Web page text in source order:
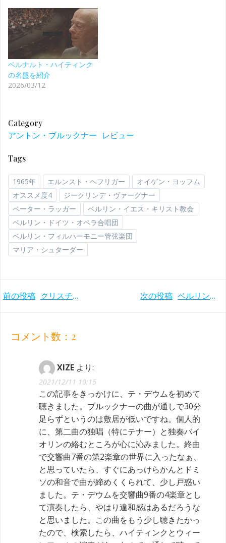
ベルナルト・ハイティンク
の名盤を紹介
2026/03/12
Category
アントン・ブルックナー レビュー
Tags
1965年 エルンスト・ヘフリガー
オイゲン・ヨッフム
オススメ度4
ジークリンデ・ヴァーグナー
ペーター・ラッガー
ベルリン・イエス・キリスト教会
ベルリン・ドイツ・オペラ合唱団
ベルリン・フィルハーモニー管弦楽団
マリア・シュターダー
Post
前の投稿 クリスチャン・ツィメルマンの来日ツアー2021！12月4日のピアノ・リサイタル＠所沢ミューズに行ってきました
Post次の投稿 ベルリン芸術週間で話題となったアバド／ベルリンフィルのマーラー交響曲第9番(1999年)
コメント数：2
XIZE より:
2021/12/11 10:15
この記事をきっかけに、テ・デウムを初めて
聴きました。ブルックナーの曲が通しで30分
足らずというのは敷居が低いですね。個人的
に、第二曲の独唱（特にテナー）と独奏バイ
オリンの絡むところが心に沁みました。終曲
で交響曲7番の第2楽章の世界に入ったなぁ、
と思っていたら、すぐにあっけらかんとドミ
ソの和音で曲が締めくくられて、少し戸惑い
ました。テ・デウムを交響曲9番の4楽章とし
て演奏したら、やはり違和感はあるだろうな
と思いました。この曲をもう少し聴きたかっ
たので、検索したら、ハイティンクとウィー